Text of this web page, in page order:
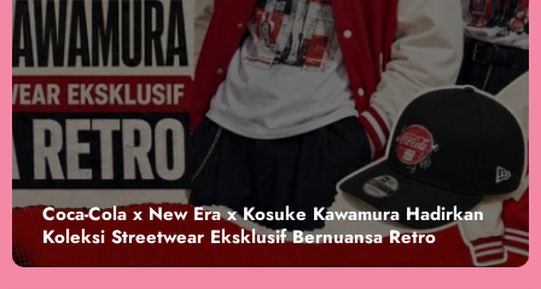
Cola x New Era x Kosuke Kawamura Hadirkan
Streetwear Eksklusif Bernuansa Retro